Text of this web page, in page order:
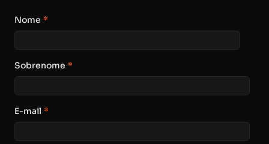
Nome *
Sobrenome *
E-mail *